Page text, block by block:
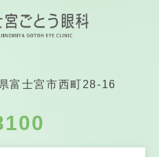
富士宮市西町28-16